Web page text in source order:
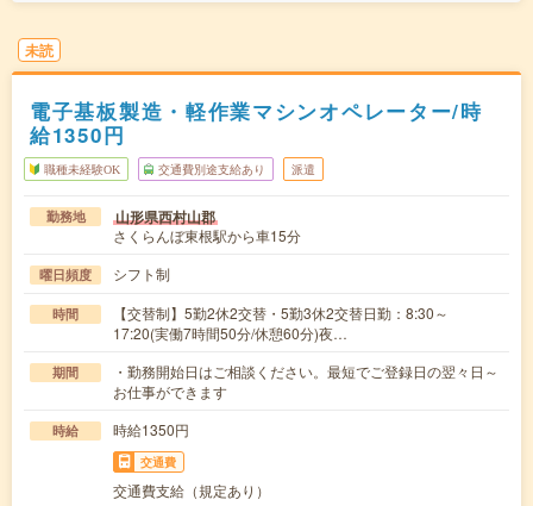
未読
電子基板製造・軽作業マシンオペレーター/時
給1350円
職種未経験OK 交通費別途支給あり 派遣
勤務地 山形県西村山郡
さくらんぼ東根駅から車15分
曜日頻度 シフト制
時間
【交替制】5勤2休2交替・5勤3休2交替日勤：8:30～
17:20(実働7時間50分/休憩60分)夜…
期間
・勤務開始日はご相談ください。最短でご登録日の翌々日～
お仕事ができます
時給 時給1350円
交通費
交通費支給（規定あり）